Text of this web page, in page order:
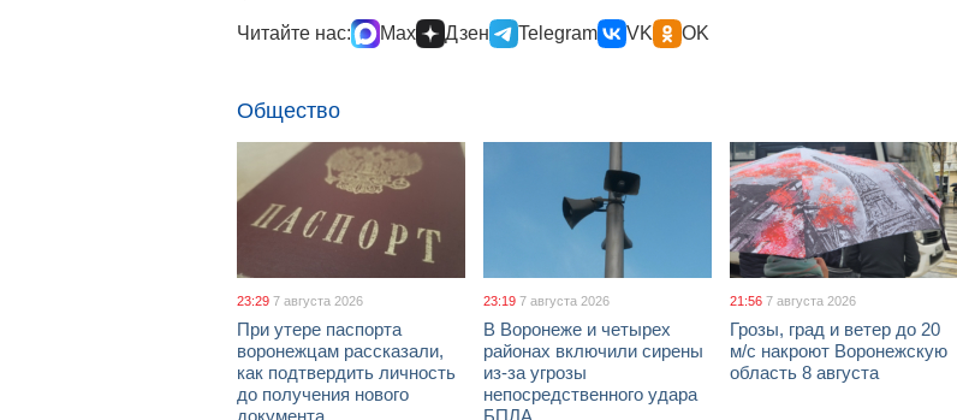
Читайте нас: Max Дзен Telegram VK OK
Общество
23:29 7 августа 2026
При утере паспорта
воронежцам рассказали,
как подтвердить личность
до получения нового
документа
23:19 7 августа 2026
В Воронеже и четырех
районах включили сирены
из-за угрозы
непосредственного удара
БПЛА
21:56 7 августа 2026
Грозы, град и ветер до 20
м/с накроют Воронежскую
область 8 августа